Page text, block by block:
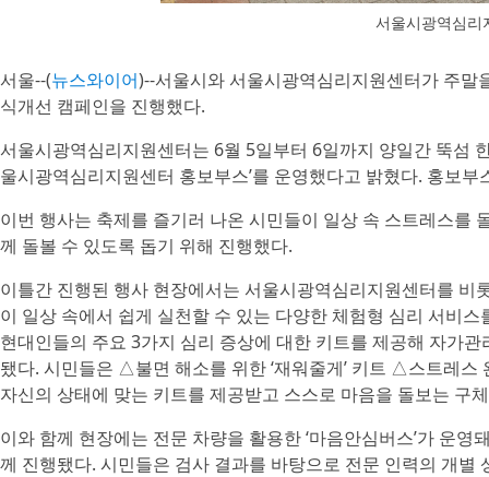
서울시광역심리
서울--(뉴스와이어)--서울시와 서울시광역심리지원센터가 주
식개선 캠페인을 진행했다.
서울시광역심리지원센터는 6월 5일부터 6일까지 양일간 뚝섬
울시광역심리지원센터 홍보부스’를 운영했다고 밝혔다. 홍보
이번 행사는 축제를 즐기러 나온 시민들이 일상 속 스트레스를
께 돌볼 수 있도록 돕기 위해 진행했다.
이틀간 진행된 행사 현장에서는 서울시광역심리지원센터를
이 일상 속에서 쉽게 실천할 수 있는 다양한 체험형 심리 서비
현대인들의 주요 3가지 심리 증상에 대한 키트를 제공해 자가
됐다. 시민들은 △불면 해소를 위한 ‘재워줄게’ 키트 △스트레스
자신의 상태에 맞는 키트를 제공받고 스스로 마음을 돌보는 구
이와 함께 현장에는 전문 차량을 활용한 ‘마음안심버스’가 운
께 진행됐다. 시민들은 검사 결과를 바탕으로 전문 인력의 개